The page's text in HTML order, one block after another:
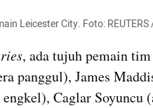
Leicester City. Foto:
panggul), James
Caglar